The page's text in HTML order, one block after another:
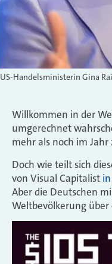
US-Handelsministerin Gina
Willkommen in der
umgerechnet
mehr als noch im
Doch wie teilt sich
von Visual Capitalist
Aber die Deutschen
Weltbevölkerung über